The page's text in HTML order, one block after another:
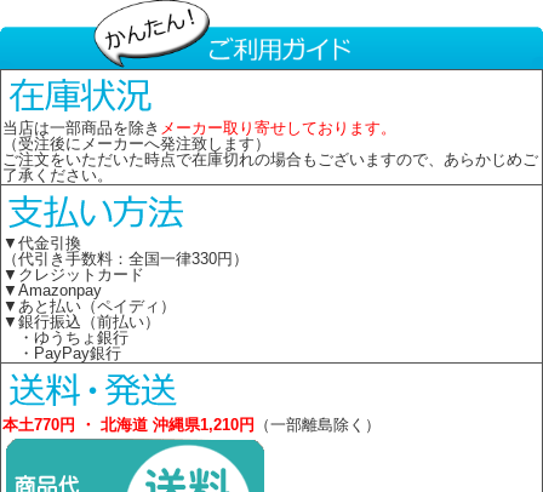
当店は一部商品を除き メーカー取り寄せしております。
（受注後にメーカーへ発注致します）
ご注文をいただいた時点で在庫切れの場合もございますので、あらかじめご
了承ください。
▼代金引換
（代引き手数料：全国一律330円）
▼クレジットカード
▼Amazonpay
▼あと払い（ペイディ）
▼銀行振込（前払い）
・ゆうちょ銀行
・PayPay銀行
本土770円 ・ 北海道 沖縄県1,210円 （一部離島除く）